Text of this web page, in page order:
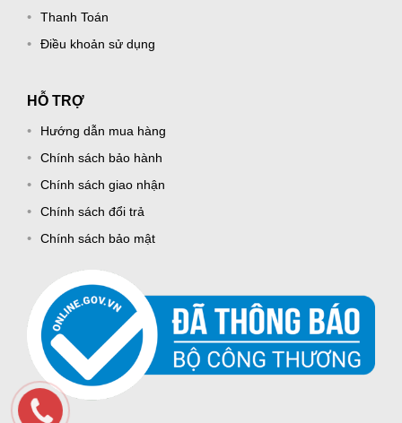
Thanh Toán
Điều khoản sử dụng
HỖ TRỢ
Hướng dẫn mua hàng
Chính sách bảo hành
Chính sách giao nhận
Chính sách đổi trả
Chính sách bảo mật